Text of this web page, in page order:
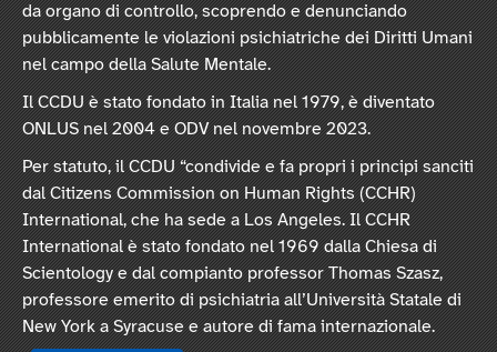
da organo di controllo, scoprendo e denunciando
pubblicamente le violazioni psichiatriche dei Diritti Umani
nel campo della Salute Mentale.
Il CCDU è stato fondato in Italia nel 1979, è diventato
ONLUS nel 2004 e ODV nel novembre 2023.
Per statuto, il CCDU “condivide e fa propri i principi sanciti
dal Citizens Commission on Human Rights (CCHR)
International, che ha sede a Los Angeles. Il CCHR
International è stato fondato nel 1969 dalla Chiesa di
Scientology e dal compianto professor Thomas Szasz,
professore emerito di psichiatria all’Università Statale di
New York a Syracuse e autore di fama internazionale.